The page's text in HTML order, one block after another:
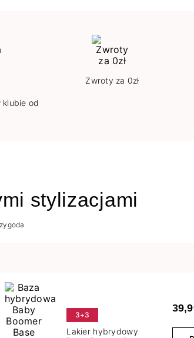
klubie od
Zwroty za 0zł
stylizacjami
3+3
Lakier hybrydowy